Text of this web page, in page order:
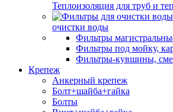
Теплоизоляция для труб и
очистки воды
Фильтры
Фильтры под мойку,
Фильтры-кувшины,
Крепеж
Анкерный крепеж
Болт+шайба+гайка
Болты